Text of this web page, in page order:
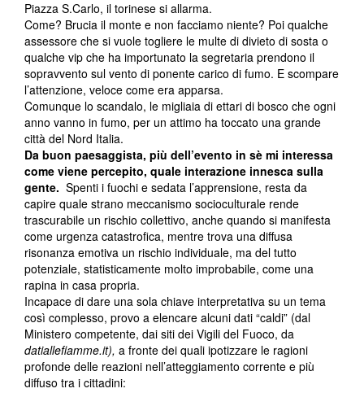
Piazza S.Carlo, il torinese si allarma.
Come? Brucia il monte e non facciamo niente? Poi qualche
assessore che si vuole togliere le multe di divieto di sosta o
qualche vip che ha importunato la segretaria prendono il
sopravvento sul vento di ponente carico di fumo. E scompare
l’attenzione, veloce come era apparsa.
Comunque lo scandalo, le migliaia di ettari di bosco che ogni
anno vanno in fumo, per un attimo ha toccato una grande
città del Nord Italia.
Da buon paesaggista, più dell’evento in sè mi interessa
come viene percepito, quale interazione innesca sulla
gente. Spenti i fuochi e sedata l’apprensione, resta da
capire quale strano meccanismo socioculturale rende
trascurabile un rischio collettivo, anche quando si manifesta
come urgenza catastrofica, mentre trova una diffusa
risonanza emotiva un rischio individuale, ma del tutto
potenziale, statisticamente molto improbabile, come una
rapina in casa propria.
Incapace di dare una sola chiave interpretativa su un tema
così complesso, provo a elencare alcuni dati “caldi” (dal
Ministero competente, dai siti dei Vigili del Fuoco, da
datiallefiamme.it), a fronte dei quali ipotizzare le ragioni
profonde delle reazioni nell’atteggiamento corrente e più
diffuso tra i cittadini: